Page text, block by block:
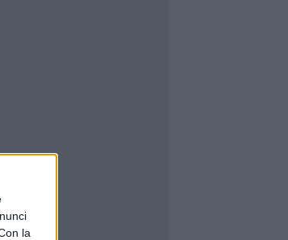
la